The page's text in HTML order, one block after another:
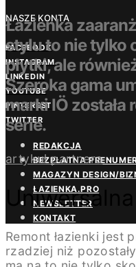
NASZE KONTA
FACEBOOK
INSTAGRAM
LINKEDIN
YOUTUBE
PINTEREST
TWITTER
REDAKCJA
BEZPŁATNA
MAGAZYN DESIGN/
ŁAZIENKA.PRO
NEWSLETTER
KONTAKT
Łazienka
stylu to nie tylko
płytki, ale
Szeroka gama
marki IÖ została
serie.
artykuł partnera
Remont łazienki jest
rzadziej niż